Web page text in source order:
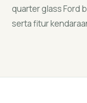
quarter glass Ford
serta fitur